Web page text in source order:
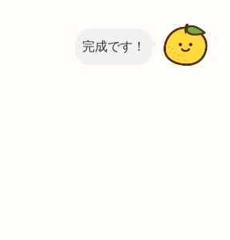
完成です！